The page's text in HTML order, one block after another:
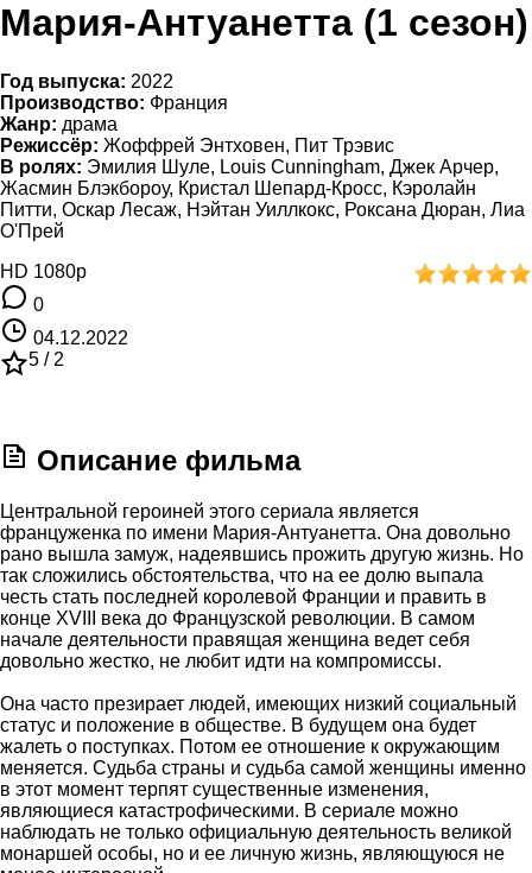
Мария-Антуанетта (1 сезон)
Год выпуска: 2022
Производство: Франция
Жанр: драма
Режиссёр: Жоффрей Энтховен, Пит Трэвис
В ролях: Эмилия Шуле, Louis Cunningham, Джек Арчер,
Жасмин Блэкбороу, Кристал Шепард-Кросс, Кэролайн
Питти, Оскар Лесаж, Нэйтан Уиллкокс, Роксана Дюран, Лиа
О'Прей
HD 1080p
0
04.12.2022
5 / 2
Описание фильма
Центральной героиней этого сериала является
француженка по имени Мария-Антуанетта. Она довольно
рано вышла замуж, надеявшись прожить другую жизнь. Но
так сложились обстоятельства, что на ее долю выпала
честь стать последней королевой Франции и править в
конце XVIII века до Французской революции. В самом
начале деятельности правящая женщина ведет себя
довольно жестко, не любит идти на компромиссы.
Она часто презирает людей, имеющих низкий социальный
статус и положение в обществе. В будущем она будет
жалеть о поступках. Потом ее отношение к окружающим
меняется. Судьба страны и судьба самой женщины именно
в этот момент терпят существенные изменения,
являющиеся катастрофическими. В сериале можно
наблюдать не только официальную деятельность великой
монаршей особы, но и ее личную жизнь, являющуюся не